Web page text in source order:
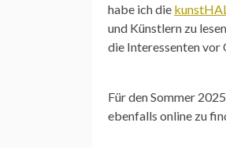
habe ich die
und Künstlern zu
die Interessenten vor
Für den Sommer
ebenfalls online zu